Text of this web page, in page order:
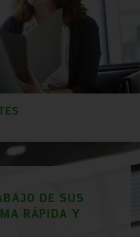
DE SUS
RÁPIDA Y